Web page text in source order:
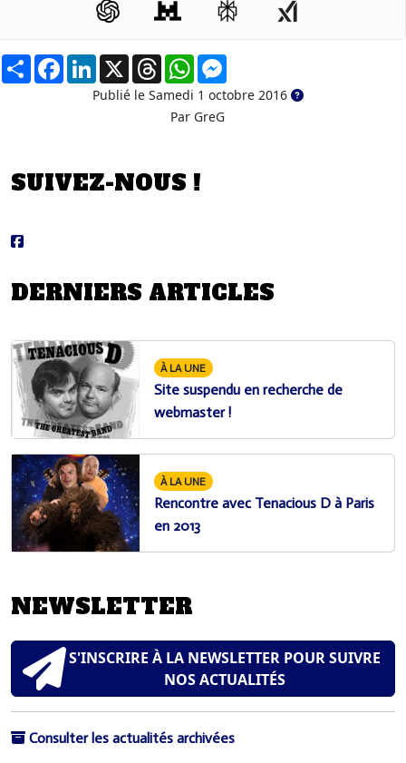
PartagerFacebookLinkedIn
X ThreadsWhatsApp
Publié le Samedi 1 octobre 2016
Par GreG
SUIVEZ-NOUS !
DERNIERS ARTICLES
À LA UNE
Site suspendu en recherche de
webmaster !
À LA UNE
Rencontre avec Tenacious D à Paris
en 2013
NEWSLETTER
S'INSCRIRE À LA NEWSLETTER POUR SUIVRE
NOS ACTUALITÉS
Consulter les actualités archivées